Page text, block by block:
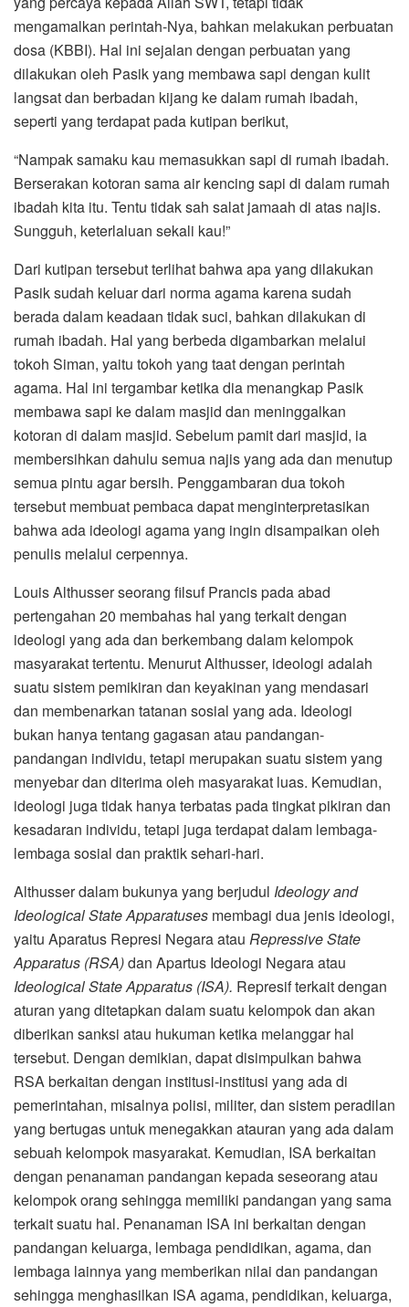
mengamalkan perintah-Nya, bahkan melakukan perbuatan
dosa (KBBI). Hal ini sejalan dengan perbuatan yang
dilakukan oleh Pasik yang membawa sapi dengan kulit
langsat dan berbadan kijang ke dalam rumah ibadah,
seperti yang terdapat pada kutipan berikut,
“Nampak samaku kau memasukkan sapi di rumah ibadah.
Berserakan kotoran sama air kencing sapi di dalam rumah
ibadah kita itu. Tentu tidak sah salat jamaah di atas najis.
Sungguh, keterlaluan sekali kau!”
Dari kutipan tersebut terlihat bahwa apa yang dilakukan
Pasik sudah keluar dari norma agama karena sudah
berada dalam keadaan tidak suci, bahkan dilakukan di
rumah ibadah. Hal yang berbeda digambarkan melalui
tokoh Siman, yaitu tokoh yang taat dengan perintah
agama. Hal ini tergambar ketika dia menangkap Pasik
membawa sapi ke dalam masjid dan meninggalkan
kotoran di dalam masjid. Sebelum pamit dari masjid, ia
membersihkan dahulu semua najis yang ada dan menutup
semua pintu agar bersih. Penggambaran dua tokoh
tersebut membuat pembaca dapat menginterpretasikan
bahwa ada ideologi agama yang ingin disampaikan oleh
penulis melalui cerpennya.
Louis Althusser seorang filsuf Prancis pada abad
pertengahan 20 membahas hal yang terkait dengan
ideologi yang ada dan berkembang dalam kelompok
masyarakat tertentu. Menurut Althusser, ideologi adalah
suatu sistem pemikiran dan keyakinan yang mendasari
dan membenarkan tatanan sosial yang ada. Ideologi
bukan hanya tentang gagasan atau pandangan-
pandangan individu, tetapi merupakan suatu sistem yang
menyebar dan diterima oleh masyarakat luas. Kemudian,
ideologi juga tidak hanya terbatas pada tingkat pikiran dan
kesadaran individu, tetapi juga terdapat dalam lembaga-
lembaga sosial dan praktik sehari-hari.
Althusser dalam bukunya yang berjudul Ideology and
Ideological State Apparatuses membagi dua jenis ideologi,
yaitu Aparatus Represi Negara atau Repressive State
Apparatus (RSA)dan Apartus Ideologi Negara atau
Ideological State Apparatus (ISA). Represif terkait dengan
aturan yang ditetapkan dalam suatu kelompok dan akan
diberikan sanksi atau hukuman ketika melanggar hal
tersebut. Dengan demikian, dapat disimpulkan bahwa
RSA berkaitan dengan institusi-institusi yang ada di
pemerintahan, misalnya polisi, militer, dan sistem peradilan
yang bertugas untuk menegakkan atauran yang ada dalam
sebuah kelompok masyarakat. Kemudian, ISA berkaitan
dengan penanaman pandangan kepada seseorang atau
kelompok orang sehingga memiliki pandangan yang sama
terkait suatu hal. Penanaman ISA ini berkaitan dengan
pandangan keluarga, lembaga pendidikan, agama, dan
lembaga lainnya yang memberikan nilai dan pandangan
sehingga menghasilkan ISA agama, pendidikan, keluarga,